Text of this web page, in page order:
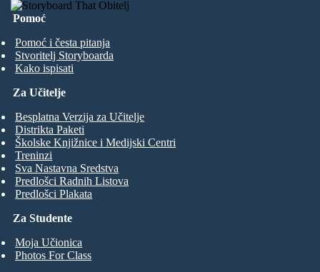
Pomoć
Pomoć i česta pitanja
Stvoritelj Storyboarda
Kako ispisati
Za Studente
Moja Učionica
Photos For Class
Za Učitelje
Besplatna Verzija za Učitelje
Distrikta Paketi
Školske Knjižnice i Medijski Centri
Treninzi
Sva Nastavna Sredstva
Predlošci Radnih Listova
Predlošci Plakata